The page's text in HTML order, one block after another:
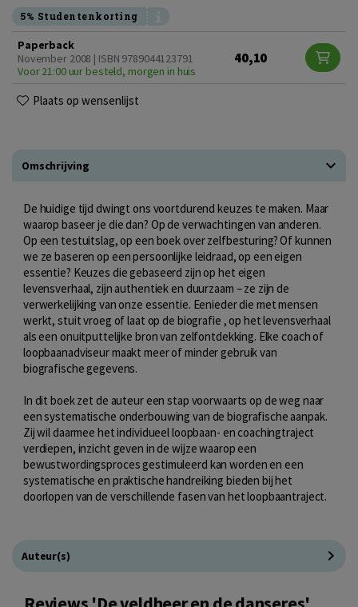
5% Studentenkorting
Paperback
November 2008 | ISBN 9789044123791
Voor 21:00 uur besteld, morgen in huis
40,10
Plaats op wensenlijst
Omschrijving
De huidige tijd dwingt ons voortdurend keuzes te maken. Maar
waarop baseer je die dan? Op de verwachtingen van anderen.
Op een testuitslag, op een boek over zelfbesturing? Of kunnen
we ze baseren op een persoonlijke leidraad, op een eigen
essentie? Keuzes die gebaseerd zijn op het eigen
levensverhaal, zijn authentiek en duurzaam – ze zijn de
verwerkelijking van onze essentie. Eenieder die met mensen
werkt, stuit vroeg of laat op de biografie , op het levensverhaal
als een onuitputtelijke bron van zelfontdekking. Elke coach of
loopbaanadviseur maakt meer of minder gebruik van
biografische gegevens.
In dit boek zet de auteur een stap voorwaarts op de weg naar
een systematische onderbouwing van de biografische aanpak.
Zij wil daarmee het individueel loopbaan- en coachingtraject
verdiepen, inzicht geven in de wijze waarop een
bewustwordingsproces gestimuleerd kan worden en een
systematische en praktische handreiking bieden bij het
doorlopen van de verschillende fasen van het loopbaantraject.
Auteur(s)